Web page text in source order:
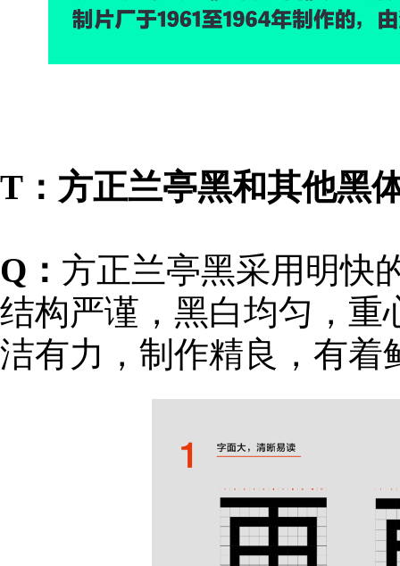
T：方正兰亭黑和其他黑
Q ： 方正兰亭黑采用明快
结构严谨，黑白均匀，重
洁有力，制作精良，有着